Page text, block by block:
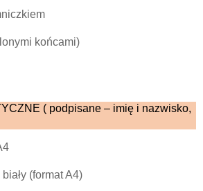
końcami)
( podpisane – imię i nazwisko,
(format A4)